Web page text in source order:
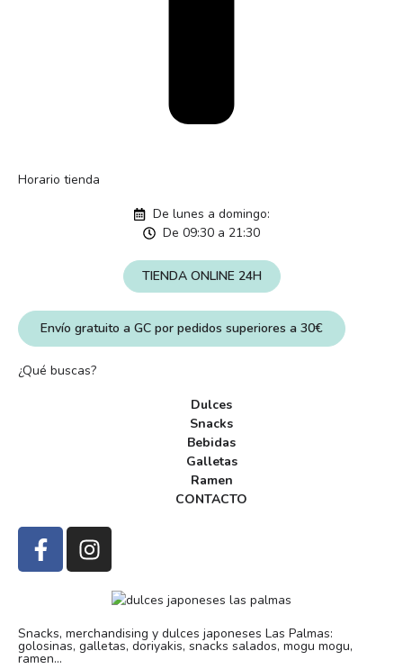
Snacks, merchandising y dulces japoneses Las Palmas:
golosinas, galletas, doriyakis, snacks salados, mogu mogu,
ramen...
¿Qué buscas?
Dulces
Snacks
Bebidas
Galletas
Ramen
CONTACTO
Horario tienda
De lunes a domingo:
De 09:30 a 21:30
TIENDA ONLINE 24H
Envío gratuito a GC por pedidos superiores a 30€